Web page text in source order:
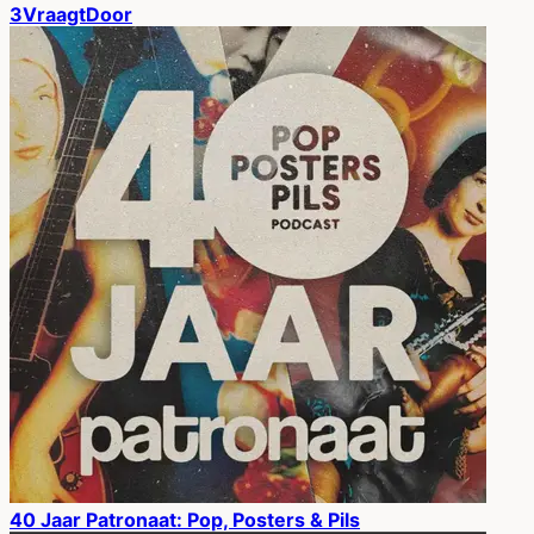
3VraagtDoor
40 Jaar Patronaat: Pop, Posters & Pils